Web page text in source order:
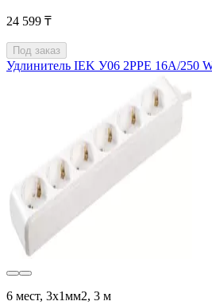
24 599 ₸
Под заказ
Удлинитель IEK У06 2PPE 16А/250
6 мест, 3х1мм2, 3 м